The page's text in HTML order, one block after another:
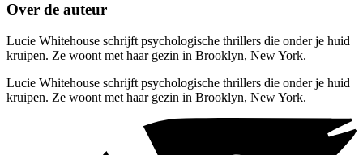
Over de auteur
Lucie Whitehouse schrijft psychologische thrillers die onder je huid
kruipen. Ze woont met haar gezin in Brooklyn, New York.
Lucie Whitehouse schrijft psychologische thrillers die onder je huid
kruipen. Ze woont met haar gezin in Brooklyn, New York.